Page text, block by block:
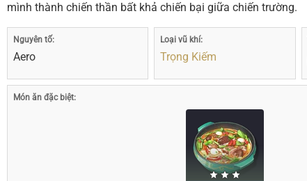
mình thành chiến thần bất khả chiến bại giữa chiến trường.
Nguyên tố:
Aero
Loại vũ khí:
Trọng Kiếm
Món ăn đặc biệt: